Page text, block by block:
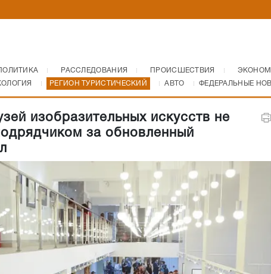
ПОЛИТИКА РАССЛЕДОВАНИЯ ПРОИСШЕСТВИЯ
РЕГИОН ТУРИСТИЧЕСКИЙ АВТО ФЕДЕРАЛЬНЫЕ
изобразительных искусств не
за обновленный